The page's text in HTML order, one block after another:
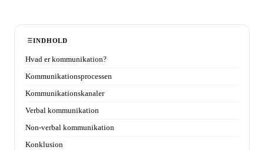
INDHOLD
Hvad er kommunikation?
Kommunikationsprocessen
Kommunikationskanaler
Verbal kommunikation
Non-verbal kommunikation
Konklusion